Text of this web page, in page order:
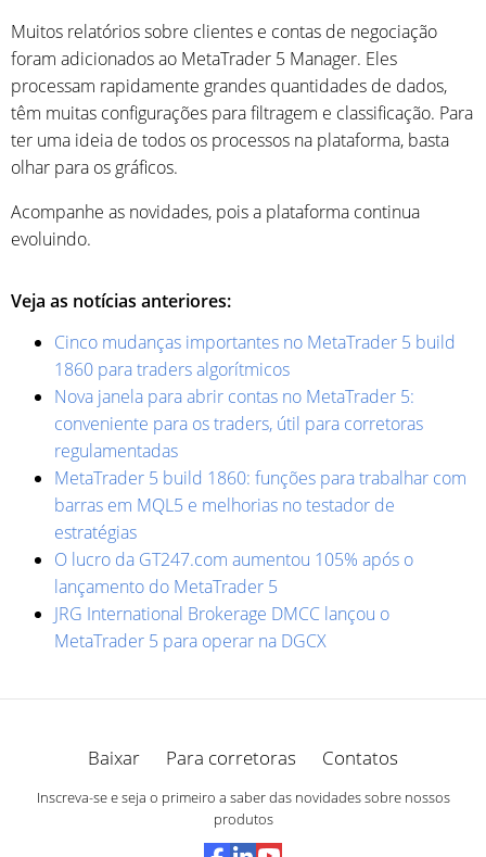
Muitos relatórios sobre clientes e contas de negociação
foram adicionados ao MetaTrader 5 Manager. Eles
processam rapidamente grandes quantidades de dados,
têm muitas configurações para filtragem e classificação. Para
ter uma ideia de todos os processos na plataforma, basta
olhar para os gráficos.
Acompanhe as novidades, pois a plataforma continua
evoluindo.
Veja as notícias anteriores:
Cinco mudanças importantes no MetaTrader 5 build
1860 para traders algorítmicos
Nova janela para abrir contas no MetaTrader 5:
conveniente para os traders, útil para corretoras
regulamentadas
MetaTrader 5 build 1860: funções para trabalhar com
barras em MQL5 e melhorias no testador de
estratégias
O lucro da GT247.com aumentou 105% após o
lançamento do MetaTrader 5
JRG International Brokerage DMCC lançou o
MetaTrader 5 para operar na DGCX
Baixar Para corretoras Contatos
Inscreva-se e seja o primeiro a saber das novidades sobre nossos
produtos